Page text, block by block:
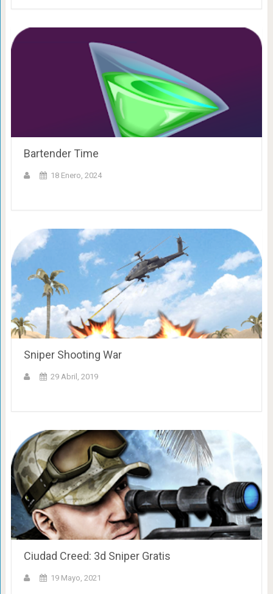
Bartender Time
18 Enero, 2024
Sniper Shooting War
29 Abril, 2019
Ciudad Creed: 3d Sniper Gratis
19 Mayo, 2021